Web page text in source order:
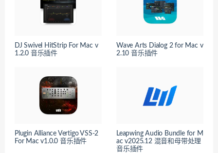
DJ Swivel HitStrip For Mac v
1.2.0 音乐插件
Wave Arts Dialog 2 for Mac v
2.10 音乐插件
Plugin Alliance Vertigo VSS-2
For Mac v1.0.0 音乐插件
Leapwing Audio Bundle for M
ac v2025.12 混音和母带处理
音乐插件